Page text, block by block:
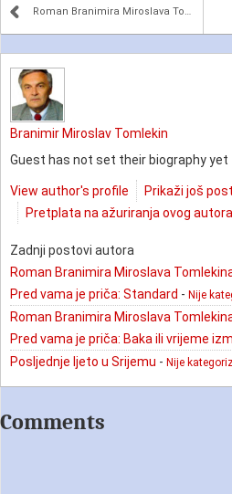
Branimir Miroslav Tomlekin
Guest has not set their biography yet
View author's profile
Prikaži još
Pretplata na ažuriranja ovog autora
Zadnji postovi autora
Roman Branimira Miroslava
Pred vama je priča: Standard - Nije
Roman Branimira Miroslava
Pred vama je priča: Baka ili vrijeme
Posljednje ljeto u Srijemu - Nije
Comments